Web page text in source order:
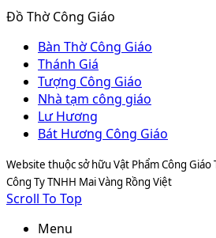
Đồ Thờ Công Giáo
Bàn Thờ Công Giáo
Thánh Giá
Tượng Công Giáo
Nhà tạm công giáo
Lư Hương
Bát Hương Công Giáo
Website thuộc sở hữu Vật Phẩm Công
Công Ty TNHH Mai Vàng Rồng Việt
Scroll To Top
Menu